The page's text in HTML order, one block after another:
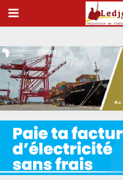
P
I
M
A
R
Y